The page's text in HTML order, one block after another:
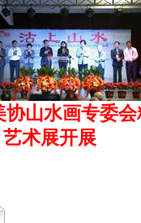
山水画专委
艺术展开展